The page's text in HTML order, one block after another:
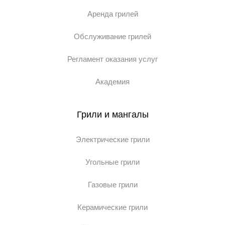
Аренда грилей
Обслуживание грилей
Регламент оказания услуг
Академия
Грили и мангалы
Электрические грили
Угольные грили
Газовые грили
Керамические грили